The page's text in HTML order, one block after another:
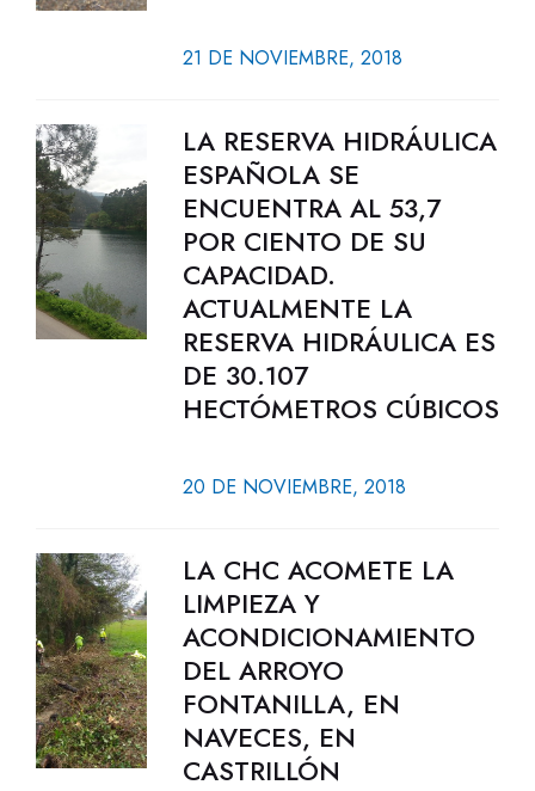
21 DE NOVIEMBRE, 2018
LA RESERVA HIDRÁULICA
ESPAÑOLA SE
ENCUENTRA AL 53,7
POR CIENTO DE SU
CAPACIDAD.
ACTUALMENTE LA
RESERVA HIDRÁULICA ES
DE 30.107
HECTÓMETROS CÚBICOS
20 DE NOVIEMBRE, 2018
LA CHC ACOMETE LA
LIMPIEZA Y
ACONDICIONAMIENTO
DEL ARROYO
FONTANILLA, EN
NAVECES, EN
CASTRILLÓN